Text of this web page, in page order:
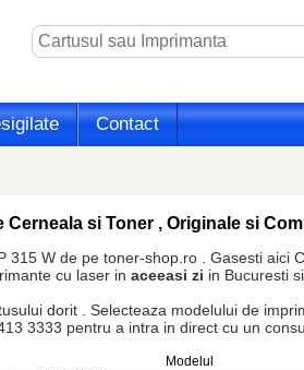
Contact
Cerneala si Toner , Originale si
315 W de pe toner-shop.ro . Gasesti aici
cu laser in aceeasi zi in Bucuresti si
dorit . Selecteaza modelului de
3333 pentru a intra in direct cu un
Modelul